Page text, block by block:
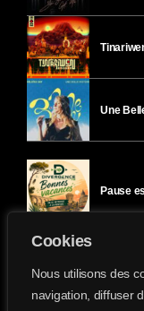
Cookies
Nous utilisons des
navigation, diffuser
Une
Pause